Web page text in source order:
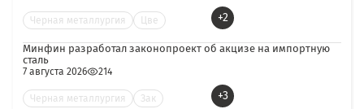
Черная металлургия Цве +2
Минфин разработал законопроект об акцизе на импортную
сталь
7 августа 2026 214
Черная металлургия Зак +3